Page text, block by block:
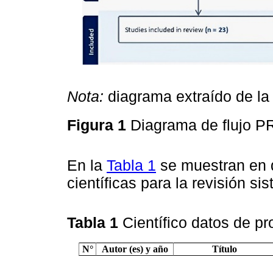
Nota: diagrama extraído de
Figura 1 Diagrama de flujo
En la Tabla 1 se muestran en
científicas para la revisión
Tabla 1 Científico datos de
N° Autor (es) y año Título